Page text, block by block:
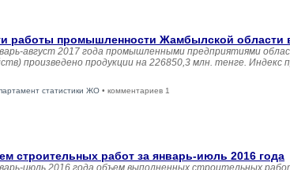
работы промышленности Жамбылской области в
август 2017 года промышленными предприятиями
произведено продукции на 226850,3 млн. тенге.
статистики ЖО • комментариев 1
строительных работ за январь-июль 2016 года
июль 2016 года объем выполненных строительных